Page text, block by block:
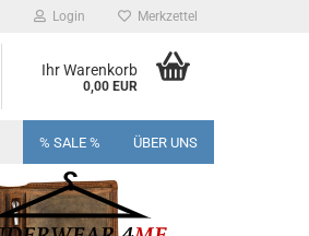
Login Merkzettel
Ihr Warenkorb
0,00 EUR
% SALE % ÜBER UNS